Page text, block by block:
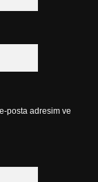
posta adresim ve